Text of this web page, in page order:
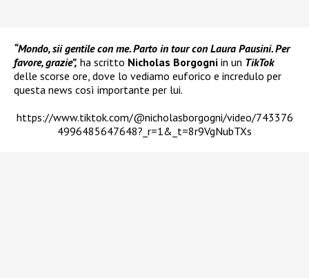
“Mondo, sii gentile con me. Parto in tour con Laura Pausini. Per
favore, grazie”, ha scritto Nicholas Borgogni in un TikTok
delle scorse ore, dove lo vediamo euforico e incredulo per
questa news così importante per lui.
https://www.tiktok.com/@nicholasborgogni/video/743376
4996485647648?_r=1&_t=8r9VgNubTXs